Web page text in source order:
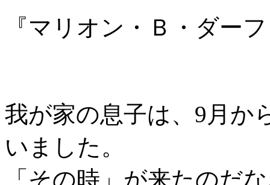
『マリオン・Ｂ・ダー
我が家の息子は、9月か
いました。
「その時」が来たのだ